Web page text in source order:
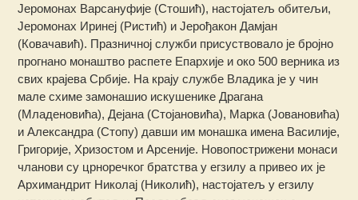
Јеромонах Варсануфије (Стошић), настојатељ обитељи,
Јеромонах Иринеј (Ристић) и Јерођакон Дамјан
(Ковачавић). Празничној служби присуствовало је бројно
прогнано монаштво распете Епархије и око 500 верника из
свих крајева Србије. На крају службе Владика је у чин
мале схиме замонашио искушенике Драгана
(Младеновића), Дејана (Стојановића), Марка (Јовановића)
и Александра (Стопу) давши им монашка имена Василије,
Григорије, Хризостом и Арсеније. Новопострижени монаси
чланови су црноречког братства у егзилу а привео их је
Архимандрит Николај (Николић), настојатељ у егзилу